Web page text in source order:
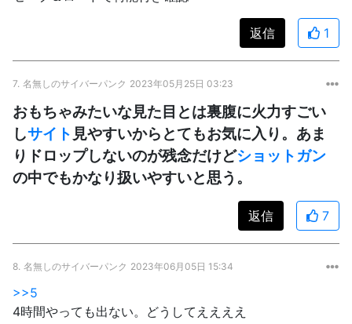
返信 1
7. 名無しのサイバーパンク 2023年05月25日 03:23
おもちゃみたいな見た目とは裏腹に火力すごい
しサイト 見やすいからとてもお気に入り。あま
りドロップしないのが残念だけどショットガン
の中でもかなり扱いやすいと思う。
返信 7
8. 名無しのサイバーパンク 2023年06月05日 15:34
>>5
4時間やっても出ない。どうしてええええ